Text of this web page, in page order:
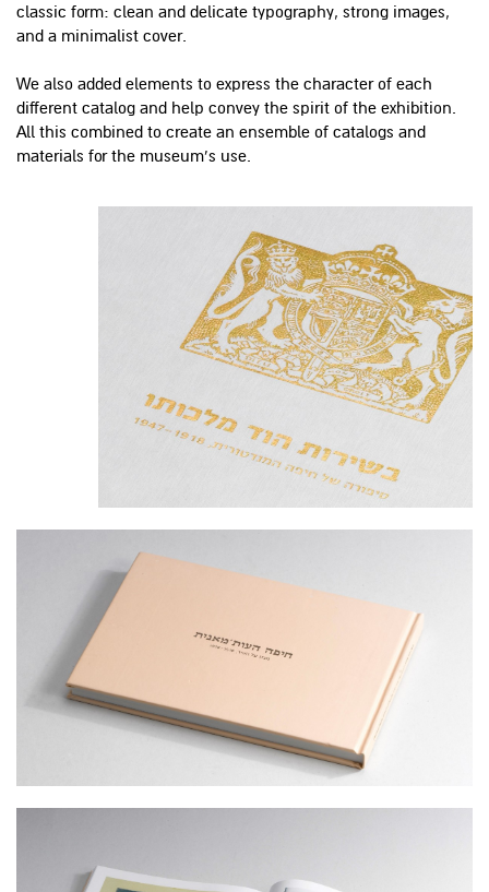
classic form: clean and delicate typography, strong images,
and a minimalist cover.
We also added elements to express the character of each
different catalog and help convey the spirit of the exhibition.
All this combined to create an ensemble of catalogs and
materials for the museum’s use.